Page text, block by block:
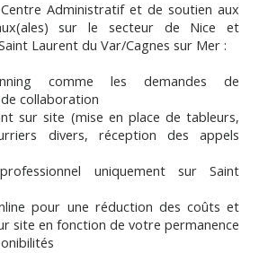
Administratif et de soutien aux
sur le secteur de Nice et
Laurent du Var/Cagnes sur Mer :
comme les demandes de
collaboration
sur site (mise en place de tableurs,
divers, réception des appels
uniquement sur Saint
pour une réduction des coûts et
site en fonction de votre permanence